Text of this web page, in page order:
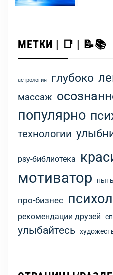
МЕТКИ | 📑 | 📝📚
астрология глубоко
массаж
популярно
технологии
psy-библиотека
мотиватор
про-бизнес
рекомендации друзей
улыбайтесь